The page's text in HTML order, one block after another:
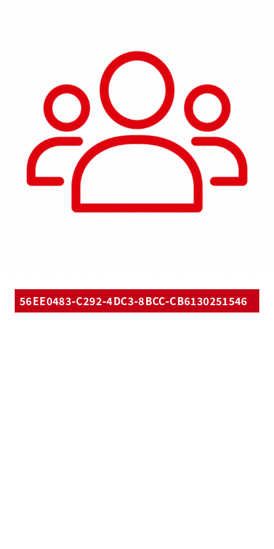
56EE0483-C292-4DC3-8BCC-CB6130251546